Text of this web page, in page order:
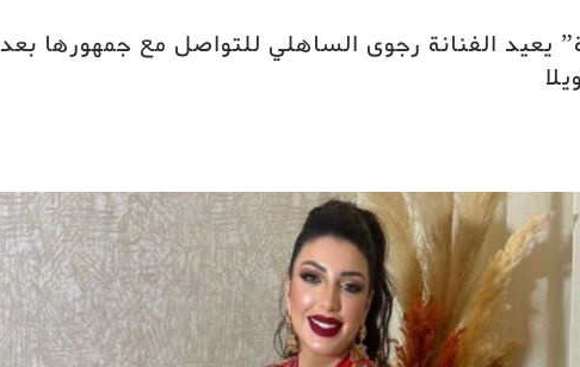
يعيد الفنانة رجوى الساهلي للتواصل مع جمهورها بعد